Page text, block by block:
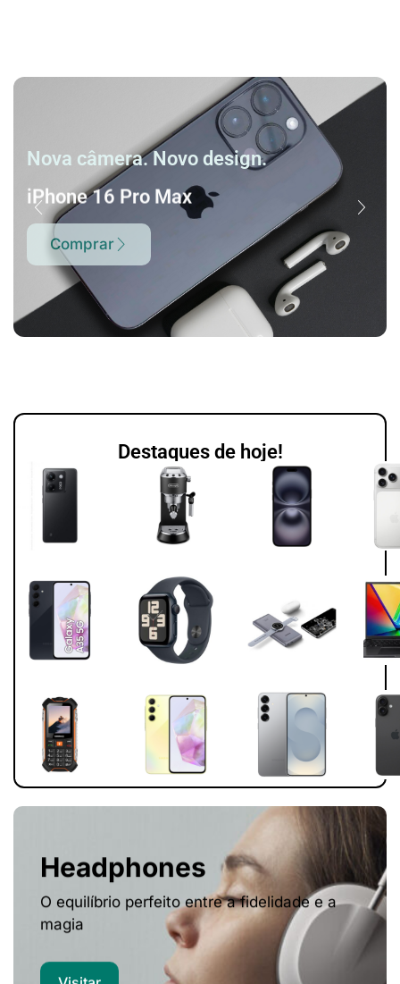
Nova câmera. Novo design.
iPhone 16 Pro Max
Comprar
Destaques de hoje!
Headphones
O equilíbrio perfeito entre a fidelidade e a
magia